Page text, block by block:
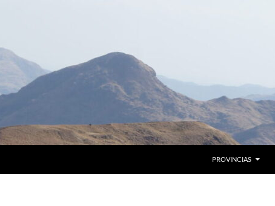
PROVINCIAS